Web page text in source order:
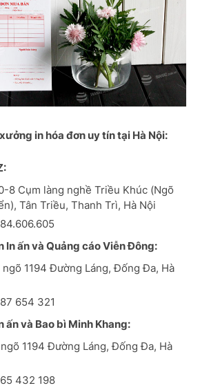
in hóa đơn uy tín tại Hà Nội:
8 Cụm làng nghề Triều Khúc (Ngõ
Tân Triều, Thanh Trì, Hà Nội
In ấn và Quảng cáo Viễn Đông:
1194 Đường Láng, Đống Đa, Hà
654 321
ấn và Bao bì Minh Khang:
1194 Đường Láng, Đống Đa, Hà
432 198